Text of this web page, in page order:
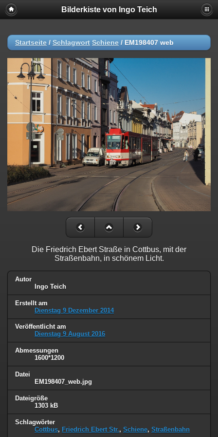
Bilderkiste von Ingo Teich
Startseite / Schlagwort Schiene / EM198407 web
Die Friedrich Ebert Straße in Cottbus, mit der
Straßenbahn, in schönem Licht.
Autor
Ingo Teich
Erstellt am
Dienstag 9 Dezember 2014
Veröffentlicht am
Dienstag 9 August 2016
Abmessungen
1600*1200
Datei
EM198407_web.jpg
Dateigröße
1303 kB
Schlagwörter
Cottbus, Friedrich Ebert Str., Schiene, Straßenbahn